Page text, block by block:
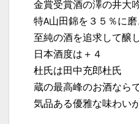
金賞受賞酒の澤の井
特A山田錦を３５％に磨
至純の酒を追求して醸
日本酒度は＋４
杜氏は田中充郎杜氏
蔵の最高峰のお酒なら
気品ある優雅な味わい